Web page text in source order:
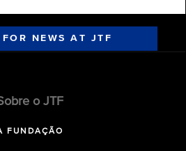
NEWS AT JTF
o JTF
FUNDAÇÃO